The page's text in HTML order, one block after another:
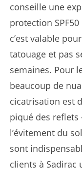
conseille une
protection
c’est valable
tatouage et pas
semaines. Pour
beaucoup de
cicatrisation est
piqué des
l’évitement du
sont
clients à Sadirac